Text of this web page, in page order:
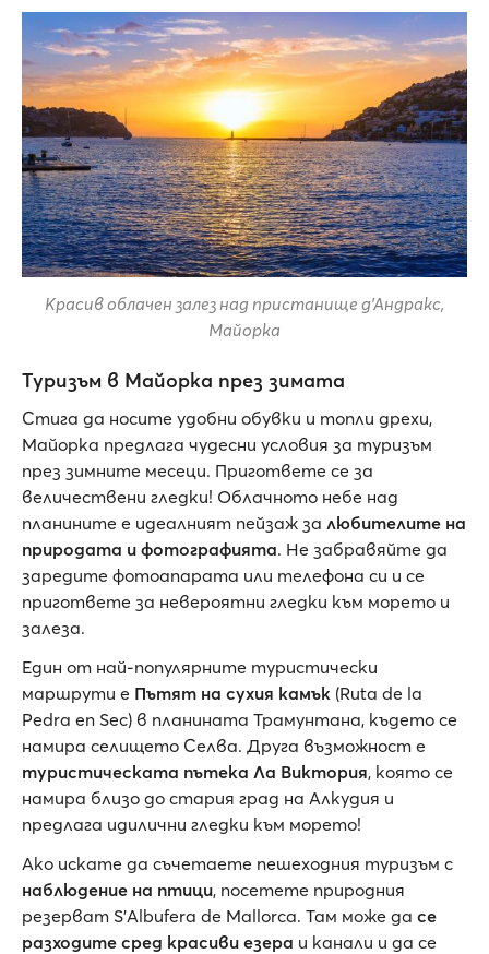
Красив облачен залез над пристанище д'Андракс,
Майорка
Туризъм в Майорка през зимата
Стига да носите удобни обувки и топли дрехи,
Майорка предлага чудесни условия за туризъм
през зимните месеци. Пригответе се за
величествени гледки! Облачното небе над
планините е идеалният пейзаж за любителите на
природата и фотографията. Не забравяйте да
заредите фотоапарата или телефона си и се
пригответе за невероятни гледки към морето и
залеза.
Един от най-популярните туристически
маршрути е Пътят на сухия камък (Ruta de la
Pedra en Sec) в планината Трамунтана, където се
намира селището Селва. Друга възможност е
туристическата пътека Ла Виктория, която се
намира близо до стария град на Алкудия и
предлага идилични гледки към морето!
Ако искате да съчетаете пешеходния туризъм с
наблюдение на птици, посетете природния
резерват S'Albufera de Mallorca. Там може да се
разходите сред красиви езера и канали и да се